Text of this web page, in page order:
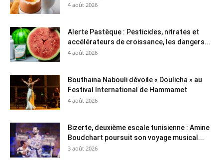
4 août 2026
Alerte Pastèque : Pesticides, nitrates et
accélérateurs de croissance, les dangers...
4 août 2026
Bouthaina Nabouli dévoile « Doulicha » au
Festival International de Hammamet
4 août 2026
Bizerte, deuxième escale tunisienne : Amine
Boudchart poursuit son voyage musical...
3 août 2026